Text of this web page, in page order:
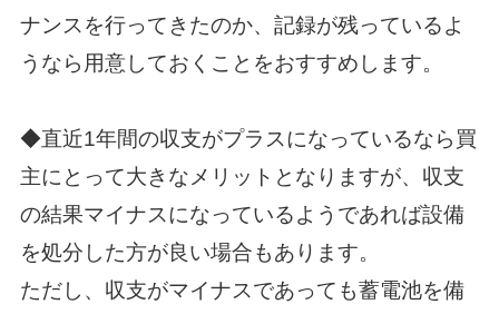
ナンスを行ってきたのか、記録が残っているよ
うなら用意しておくことをおすすめします。
◆直近1年間の収支がプラスになっているなら買
主にとって大きなメリットとなりますが、収支
の結果マイナスになっているようであれば設備
を処分した方が良い場合もあります。
ただし、収支がマイナスであっても蓄電池を備